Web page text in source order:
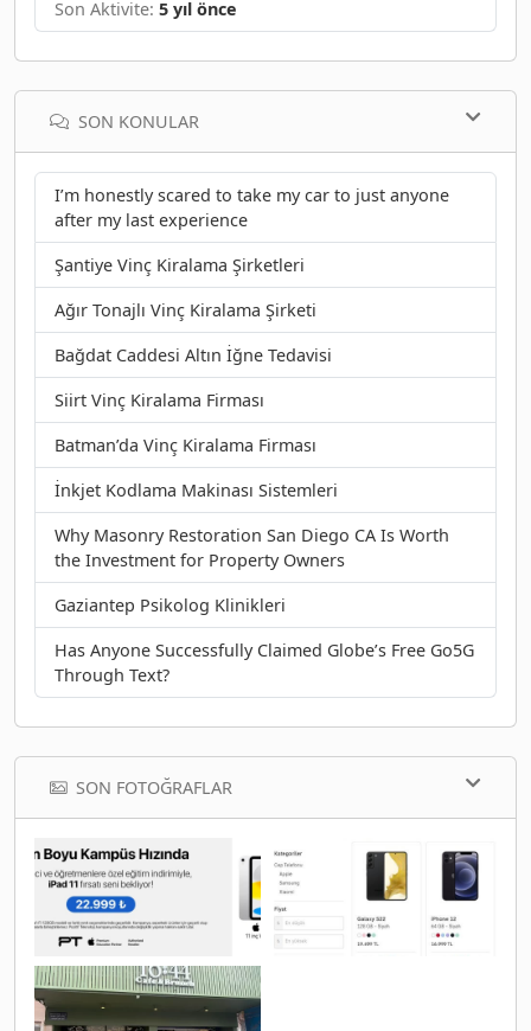
Son Aktivite: 5 yıl önce
SON KONULAR
I’m honestly scared to take my car to just anyone
after my last experience
Şantiye Vinç Kiralama Şirketleri
Ağır Tonajlı Vinç Kiralama Şirketi
Bağdat Caddesi Altın İğne Tedavisi
Siirt Vinç Kiralama Firması
Batman’da Vinç Kiralama Firması
İnkjet Kodlama Makinası Sistemleri
Why Masonry Restoration San Diego CA Is Worth
the Investment for Property Owners
Gaziantep Psikolog Klinikleri
Has Anyone Successfully Claimed Globe’s Free Go5G
Through Text?
SON FOTOĞRAFLAR